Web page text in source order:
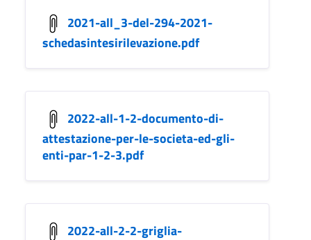
2021-all_3-del-294-2021-
schedasintesirilevazione.pdf
2022-all-1-2-documento-di-
attestazione-per-le-societa-ed-gli-
enti-par-1-2-3.pdf
2022-all-2-2-griglia-